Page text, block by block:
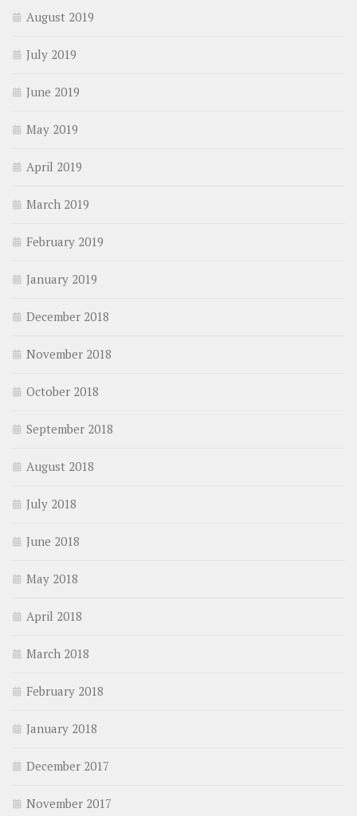
August 2019
July 2019
June 2019
May 2019
April 2019
March 2019
February 2019
January 2019
December 2018
November 2018
October 2018
September 2018
August 2018
July 2018
June 2018
May 2018
April 2018
March 2018
February 2018
January 2018
December 2017
November 2017